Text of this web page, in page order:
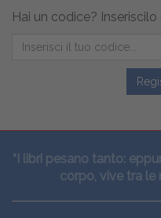
Hai un codice? Inseriscilo
“I libri pesano tanto:
corpo, vive tra le